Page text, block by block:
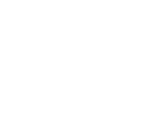
op de productpagina